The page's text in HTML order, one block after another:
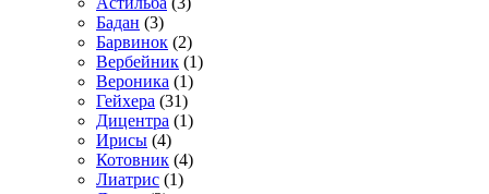
Бадан (3)
Барвинок (2)
Вербейник (1)
Вероника (1)
Гейхера (31)
Дицентра (1)
Ирисы (4)
Котовник (4)
Лиатрис (1)